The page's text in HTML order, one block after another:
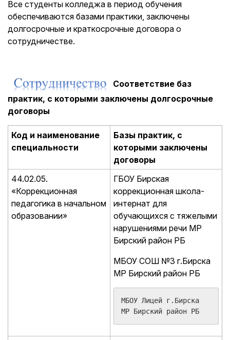
Все студенты колледжа в период обучения
обеспечиваются базами практики, заключены
долгосрочные и краткосрочные договора о
сотрудничестве.
Соответствие баз
практик, с которыми заключены долгосрочные
договоры
Код и наименование
специальности
Базы практик, с
которыми заключены
договоры
44.02.05.
«Коррекционная
педагогика в начальном
образовании»
ГБОУ Бирская
коррекционная школа-
интернат для
обучающихся с тяжелыми
нарушениями речи МР
Бирский район РБ
МБОУ СОШ №3 г.Бирска
МР Бирский район РБ
МБОУ Лицей г.Бирска
МР Бирский район РБ